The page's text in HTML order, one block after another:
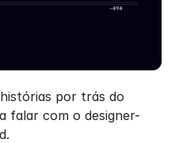
por trás do
falar com o designer-